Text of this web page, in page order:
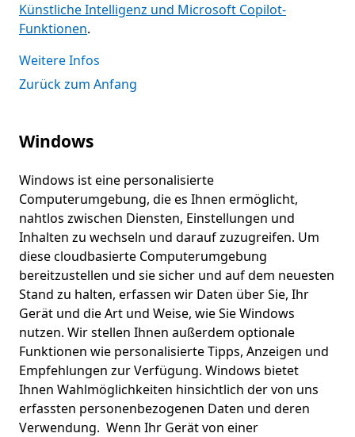
Künstliche Intelligenz und Microsoft Copilot-
Funktionen.
Weitere Infos
Zurück zum Anfang
Windows
Windows ist eine personalisierte
Computerumgebung, die es Ihnen ermöglicht,
nahtlos zwischen Diensten, Einstellungen und
Inhalten zu wechseln und darauf zuzugreifen. Um
diese cloudbasierte Computerumgebung
bereitzustellen und sie sicher und auf dem neuesten
Stand zu halten, erfassen wir Daten über Sie, Ihr
Gerät und die Art und Weise, wie Sie Windows
nutzen. Wir stellen Ihnen außerdem optionale
Funktionen wie personalisierte Tipps, Anzeigen und
Empfehlungen zur Verfügung. Windows bietet
Ihnen Wahlmöglichkeiten hinsichtlich der von uns
erfassten personenbezogenen Daten und deren
Verwendung. Wenn Ihr Gerät von einer